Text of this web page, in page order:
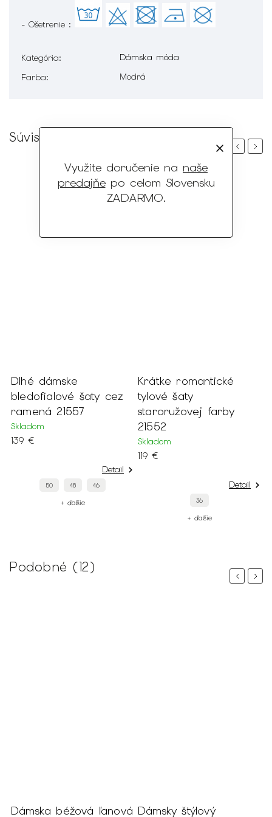
Využite doručenie na naše
predajňepo celom Slovensku
ZADARMO.
- Ošetrenie :
Kategória:
Dámska móda
Farba: Modrá
Súvisiaci tovar
Previous
Dlhé dámske
bledofialové šaty cez
ramená 21557
Skladom
139 €
Detail
50 48 46
+ ďalšie
Krátke romantické
tylové šaty
staroružovej farby
21552
Skladom
119 €
Detail
36
+ ďalšie
Next
Podobné (12)
Previous
Dámska béžová ľanová Dámsky štýlový
Next